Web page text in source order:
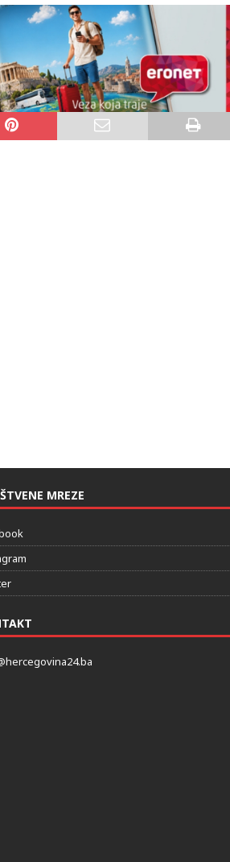
MREZE